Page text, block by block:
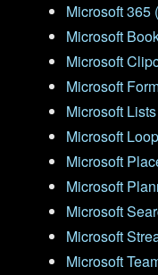
Microsoft 365
Microsoft
Microsoft
Microsoft
Microsoft Lists
Microsoft Loop
Microsoft
Microsoft
Microsoft
Microsoft
Microsoft